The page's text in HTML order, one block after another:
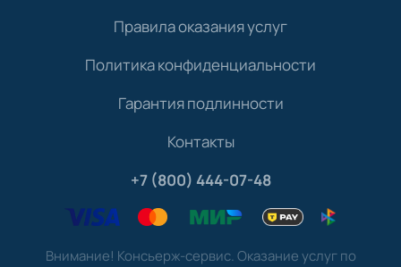
Правила оказания услуг
Политика конфиденциальности
Гарантия подлинности
Контакты
+7 (800) 444-07-48
Внимание! Консьерж-сервис. Оказание услуг по